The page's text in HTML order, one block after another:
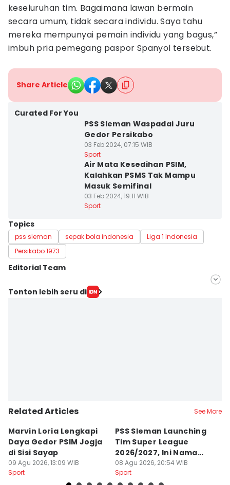
keseluruhan tim. Bagaimana lawan bermain
secara umum, tidak secara individu. Saya tahu
mereka mempunyai pemain individu yang bagus,”
imbuh pria pemegang paspor Spanyol tersebut.
Share Article
Curated For You
PSS Sleman Waspadai Juru
Gedor Persikabo
03 Feb 2024, 07:15 WIB
Sport
Air Mata Kesedihan PSIM,
Kalahkan PSMS Tak Mampu
Masuk Semifinal
03 Feb 2024, 19:11 WIB
Sport
Topics
pss sleman sepak bola indonesia
Liga 1 Indonesia
Persikabo 1973
Editorial Team
Editor
Tonton lebih seru di
Related Articles See More
Marvin Loria Lengkapi
Daya Gedor PSIM Jogja
di Sisi Sayap
09 Agu 2026, 13:09 WIB
Sport
PSS Sleman Launching
Tim Super League
2026/2027, Ini Nama
Para Pemain
08 Agu 2026, 20:54 WIB
Sport